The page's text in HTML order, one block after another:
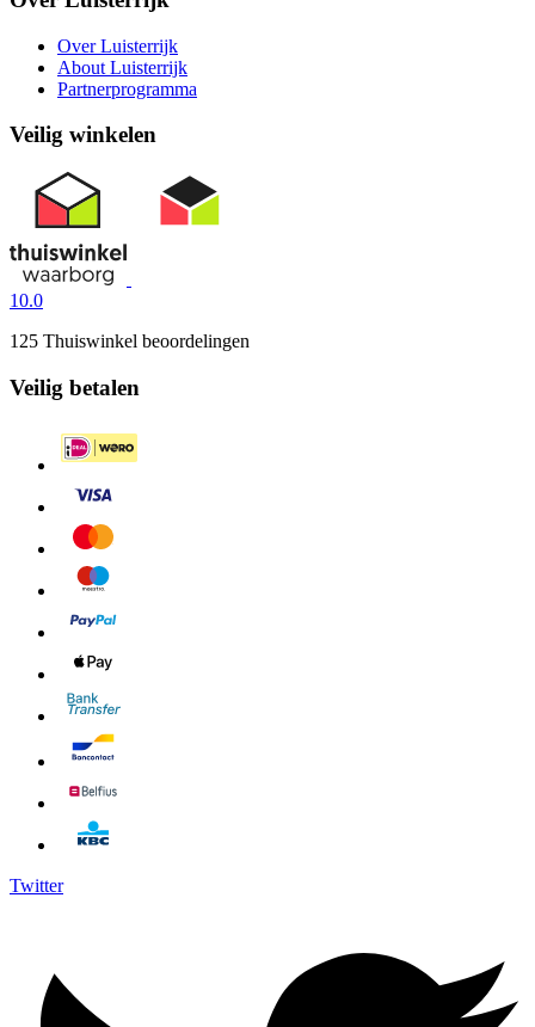
Over Luisterrijk
About Luisterrijk
Partnerprogramma
Veilig winkelen
10.0
125 Thuiswinkel beoordelingen
Veilig betalen
Twitter